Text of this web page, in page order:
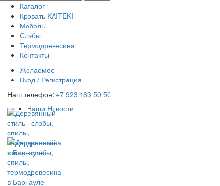
Каталог
Кровать KAITEKI
Мебель
Слэбы
Термодревесина
Контакты
Желаемое
Вход / Регистрация
Наш телефон: +7 923 163 50 50
Наши Новости